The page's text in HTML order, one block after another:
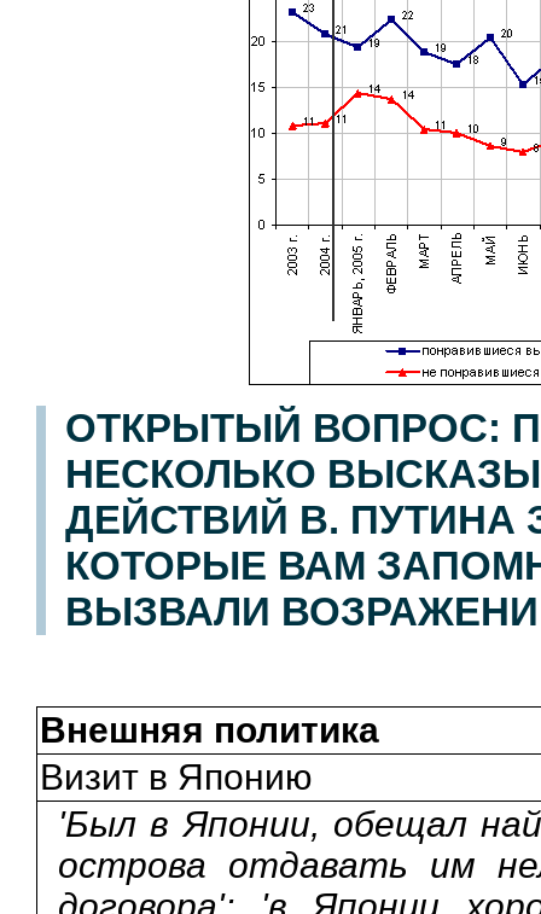
ОТКРЫТЫЙ ВОПРОС:
НЕСКОЛЬКО
ДЕЙСТВИЙ В.
КОТОРЫЕ ВАМ
ВЫЗВАЛИ
Внешняя политика
Визит в Японию
'Был в Японии, обещал
острова отдавать им
договора'; 'в Японии